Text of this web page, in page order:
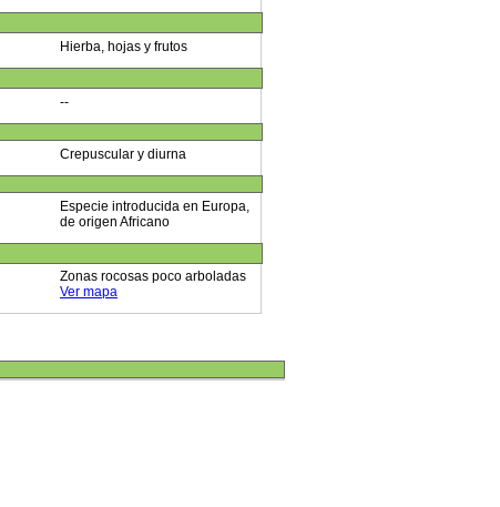
Hierba, hojas y frutos
--
Crepuscular y diurna
Especie introducida en Europa,
de origen Africano
Zonas rocosas poco arboladas
Ver mapa